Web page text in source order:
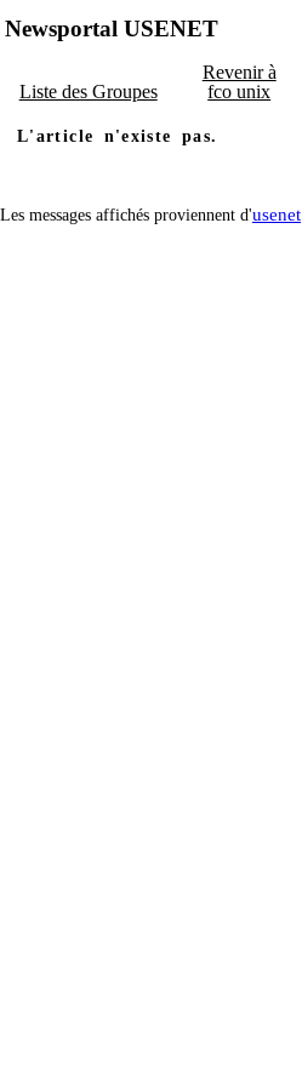
Newsportal USENET
Liste des Groupes
Revenir à
fco unix
L'article n'existe pas.
Les messages affichés proviennent d'usenet